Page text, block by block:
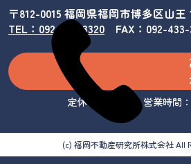
〒812-0015 福岡県福岡市博多区山王
TEL：092-433-3320/ FAX：092-433-
定休日：水曜日 営業時間
(c) 福岡不動産研究所株式会社 All